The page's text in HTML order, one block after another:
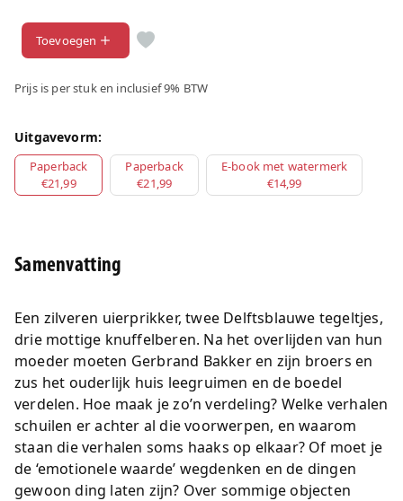
Toevoegen
Prijs is per stuk en inclusief 9% BTW
Uitgavevorm:
Paperback
€21,99
Paperback
€21,99
E-book met watermerk
€14,99
Samenvatting
Een zilveren uierprikker, twee Delftsblauwe tegeltjes,
drie mottige knuffelberen. Na het overlijden van hun
moeder moeten Gerbrand Bakker en zijn broers en
zus het ouderlijk huis leegruimen en de boedel
verdelen. Hoe maak je zo’n verdeling? Welke verhalen
schuilen er achter al die voorwerpen, en waarom
staan die verhalen soms haaks op elkaar? Of moet je
de ‘emotionele waarde’ wegdenken en de dingen
gewoon ding laten zijn? Over sommige objecten